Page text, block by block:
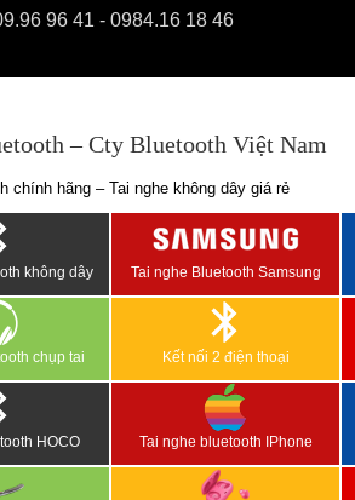
96 41 - 0984.16 18 46
– Cty Bluetooth Việt Nam
chính hãng – Tai nghe không dây giá rẻ
không dây Tai nghe Bluetooth Samsung
chụp tai Kết nối 2 điện thoại
HOCO Tai nghe bluetooth IPhone